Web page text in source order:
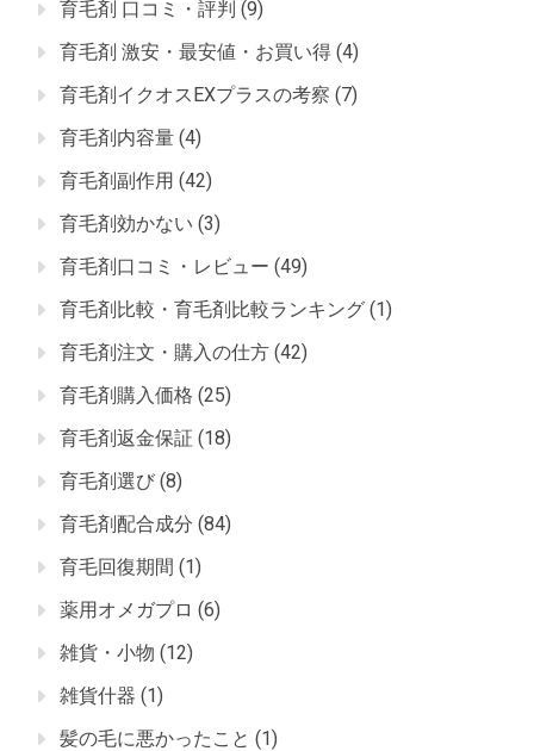
育毛剤 口コミ・評判 (9)
育毛剤 激安・最安値・お買い得 (4)
育毛剤イクオスEXプラスの考察 (7)
育毛剤内容量 (4)
育毛剤副作用 (42)
育毛剤効かない (3)
育毛剤口コミ・レビュー (49)
育毛剤比較・育毛剤比較ランキング (1)
育毛剤注文・購入の仕方 (42)
育毛剤購入価格 (25)
育毛剤返金保証 (18)
育毛剤選び (8)
育毛剤配合成分 (84)
育毛回復期間 (1)
薬用オメガプロ (6)
雑貨・小物 (12)
雑貨什器 (1)
髪の毛に悪かったこと (1)